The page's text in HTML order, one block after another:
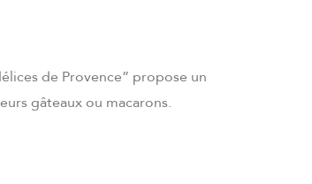
de Provence” propose un
gâteaux ou macarons.